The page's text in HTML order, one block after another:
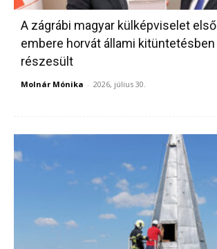
A zágrábi magyar külképviselet első
embere horvát állami kitüntetésben
részesült
Molnár Mónika - 2026, július 30.